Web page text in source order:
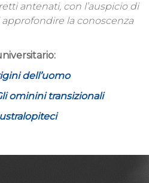
antenati, con l’auspicio di
la conoscenza
dell’uomo
ominini transizionali